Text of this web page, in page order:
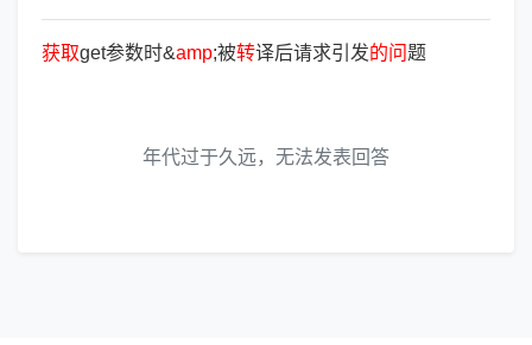
获取get参数时&amp;被转译后请求引发的问题
年代过于久远，无法发表回答